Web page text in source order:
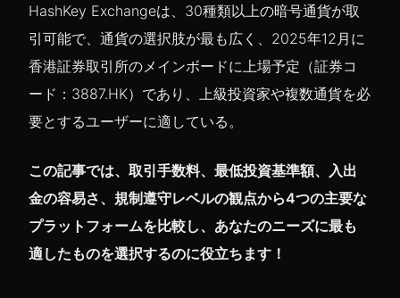
HashKey Exchangeは、30種類以上の暗号通貨が取
引可能で、通貨の選択肢が最も広く、2025年12月に
香港証券取引所のメインボードに上場予定（証券コ
ード：3887.HK）であり、上級投資家や複数通貨を必
要とするユーザーに適している。
この記事では、取引手数料、最低投資基準額、入出
金の容易さ、規制遵守レベルの観点から4つの主要な
プラットフォームを比較し、あなたのニーズに最も
適したものを選択するのに役立ちます！